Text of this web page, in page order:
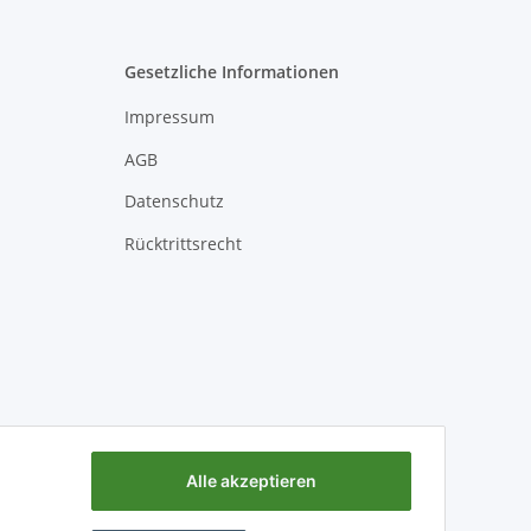
Gesetzliche Informationen
Impressum
AGB
Datenschutz
Rücktrittsrecht
Alle akzeptieren